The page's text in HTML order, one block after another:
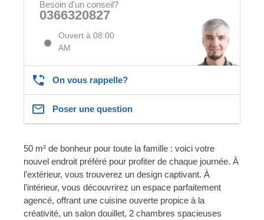
Besoin d'un conseil?
0366320827
Ouvert à 08:00
AM
On vous rappelle?
Poser une question
50 m² de bonheur pour toute la famille : voici votre
nouvel endroit préféré pour profiter de chaque journée. À
l’extérieur, vous trouverez un design captivant. À
l’intérieur, vous découvrirez un espace parfaitement
agencé, offrant une cuisine ouverte propice à la
créativité, un salon douillet, 2 chambres spacieuses